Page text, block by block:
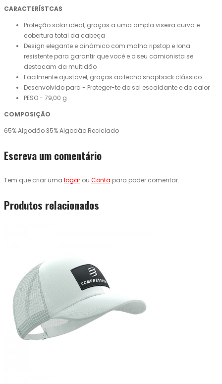
CARACTERÍSTCAS
Proteção solar ideal, graças a uma ampla viseira curva e
cobertura total da cabeça
Design elegante e dinâmico com malha ripstop e lona
resistente para garantir que você e o seu camionista se
destacam da multidão
Facilmente ajustável, graças ao fecho snapback clássico
Desenvolvido para - Proteger-te do sol escaldante e do calor
PESO - 79,00 g
COMPOSIÇÃO
65% Algodão 35% Algodão Reciclado
Escreva um comentário
Tem que criar uma logar ou Conta para poder comentar.
Produtos relacionados